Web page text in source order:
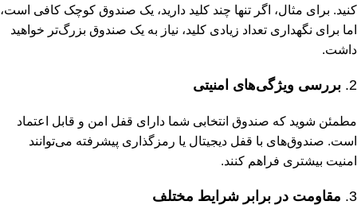
کنید. برای مثال، اگر تنها چند کلید دارید، یک صندوق کوچک کافی است،
اما برای نگهداری تعداد زیادی کلید، نیاز به یک صندوق بزرگ‌تر خواهید
داشت.
2. بررسی ویژگی‌های امنیتی
مطمئن شوید که صندوق انتخابی شما دارای قفل امن و قابل اعتماد
است. صندوق‌های با قفل دیجیتال یا رمزگذاری پیشرفته می‌توانند
امنیت بیشتری فراهم کنند.
3. مقاومت در برابر شرایط مختلف